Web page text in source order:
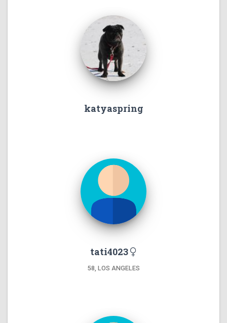
katyaspring
tati4023
58, LOS ANGELES